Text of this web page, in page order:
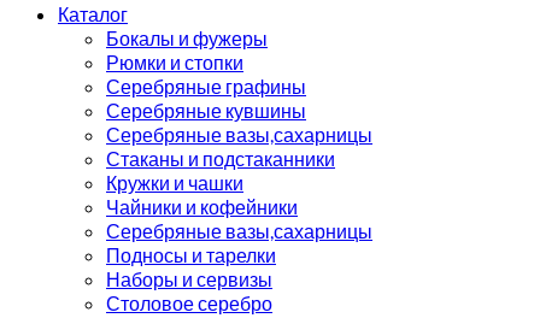
Каталог
Бокалы и фужеры
Рюмки и стопки
Серебряные графины
Серебряные кувшины
Серебряные вазы,сахарницы
Стаканы и подстаканники
Кружки и чашки
Чайники и кофейники
Серебряные вазы,сахарницы
Подносы и тарелки
Наборы и сервизы
Столовое серебро